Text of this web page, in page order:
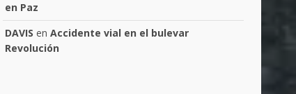
en Paz
DAVIS enAccidente vial en el bulevar
Revolución